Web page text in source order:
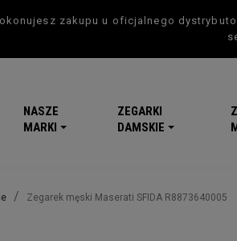
zakupu u oficjalnego
NASZE
MARKI
ZEGARKI
DAMSKIE
Zegarek męski Maserati SFIDA R8873640005